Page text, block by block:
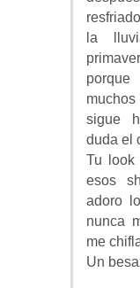
la
sigue
duda el
Tu look
esos
adoro
nunca
me
Un